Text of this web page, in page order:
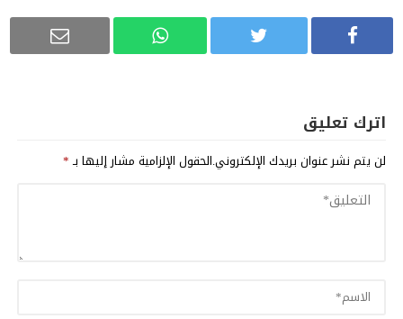
اترك تعليق
لن يتم نشر عنوان بريدك الإلكتروني.الحقول الإلزامية مشار إليها بـ*